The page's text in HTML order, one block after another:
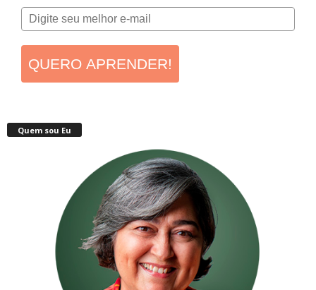
QUERO APRENDER!
Quem sou Eu